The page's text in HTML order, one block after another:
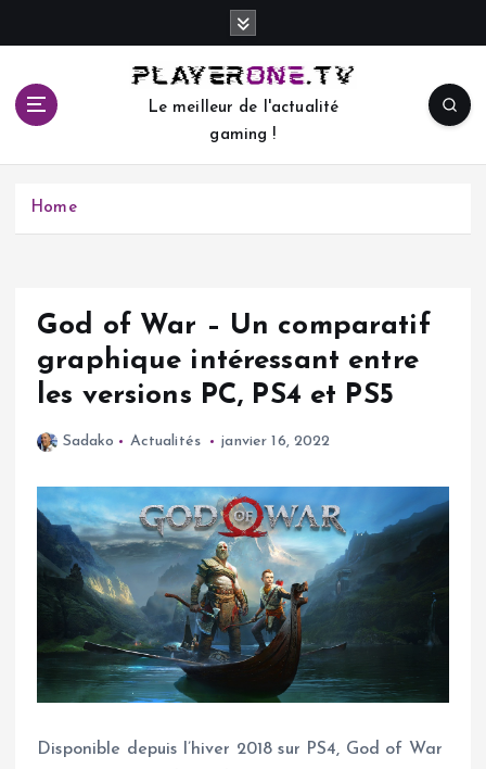
c
Le meilleur de l'actualité
gaming !
Home
God of War – Un comparatif
graphique intéressant entre
les versions PC, PS4 et PS5
Sadako Actualités janvier 16, 2022
Disponible depuis l’hiver 2018 sur PS4, God of War